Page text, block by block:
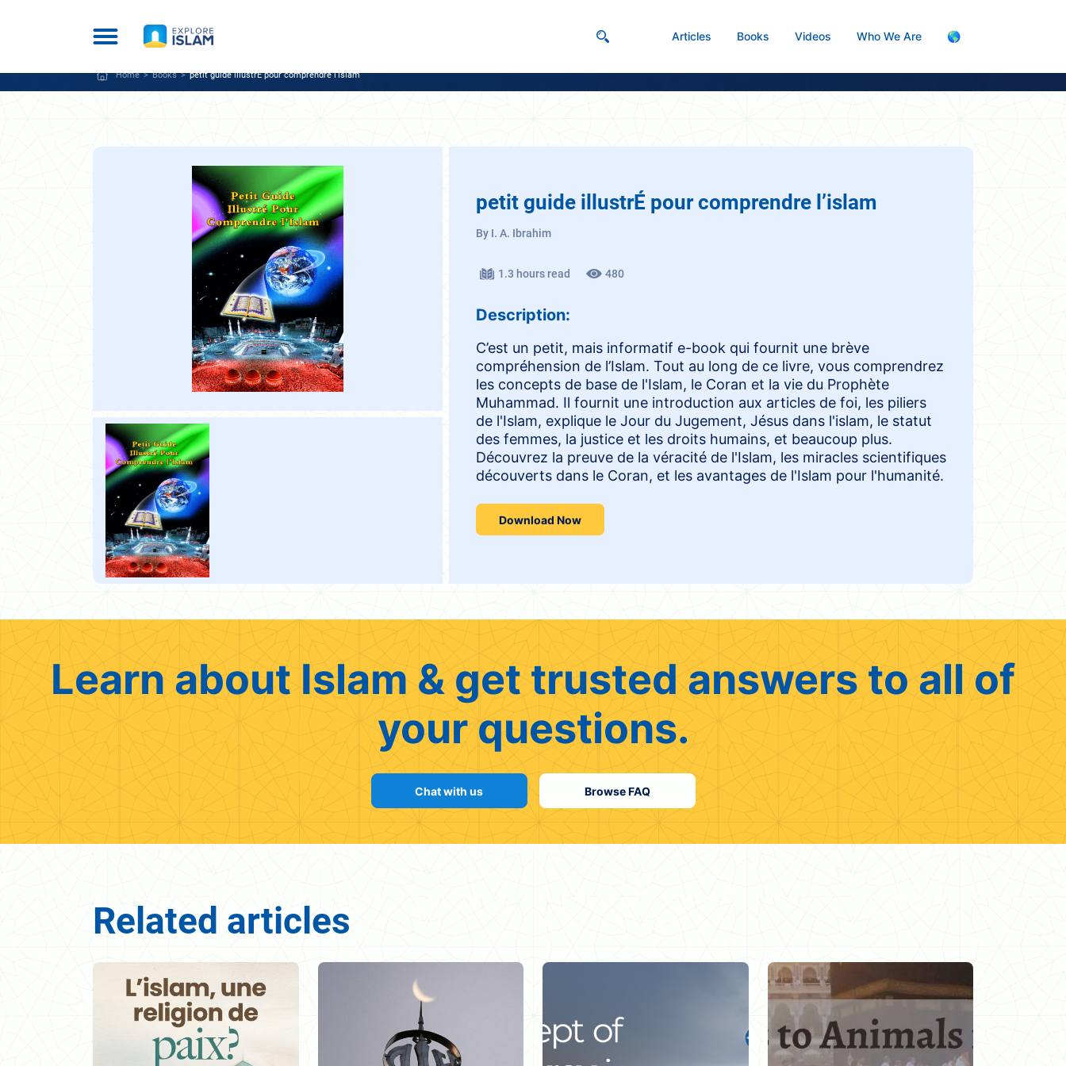
Articles Books Videos Who We Are 🌎
Home Books petit guide illustrÉ pour comprendre l’islam
petit guide illustrÉ pour comprendre l’islam
By I. A. Ibrahim
1.3 hours read 480
Description:
C’est un petit, mais informatif e-book qui fournit une brève
compréhension de l’Islam. Tout au long de ce livre, vous comprendrez
les concepts de base de l'Islam, le Coran et la vie du Prophète
Muhammad. Il fournit une introduction aux articles de foi, les piliers
de l'Islam, explique le Jour du Jugement, Jésus dans l'islam, le statut
des femmes, la justice et les droits humains, et beaucoup plus.
Découvrez la preuve de la véracité de l'Islam, les miracles scientifiques
découverts dans le Coran, et les avantages de l'Islam pour l'humanité.
Download Now
Learn about Islam & get trusted answers to all of
your questions.
Chat with us Browse FAQ
Related articles